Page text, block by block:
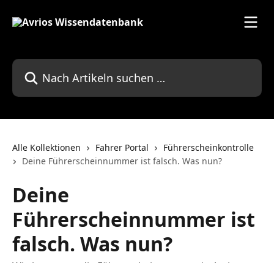
Nach Artikeln suchen …
Alle Kollektionen Fahrer Portal
Führerscheinkontrolle
Deine Führerscheinnummer ist falsch. Was nun?
Deine
Führerscheinnummer ist
falsch. Was nun?